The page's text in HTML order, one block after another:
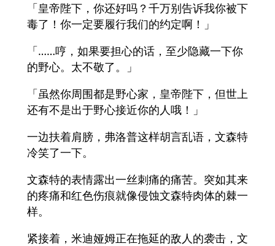
「皇帝陛下，你还好吗？千万别告诉我你被下
毒了！你一定要履行我们的约定啊！」
「……哼，如果要担心的话，至少隐藏一下你
的野心。太不敬了。」
「虽然你周围都是野心家，皇帝陛下，但世上
还有不是出于野心接近你的人哦！」
一边扶着肩膀，弗洛普这样胡言乱语，文森特
冷笑了一下。
文森特的表情露出一丝刺痛的痛苦。突如其来
的疼痛和红色伤痕就像侵蚀文森特肉体的棘一
样。
紧接着，米迪娅姆正在拖延的敌人的袭击，文